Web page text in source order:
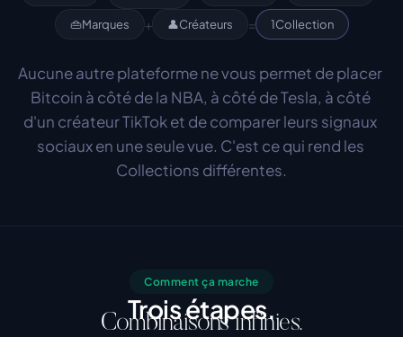
👜Marques + 👤Créateurs = 1Collection
Aucune autre plateforme ne vous permet de placer
Bitcoin à côté de la NBA, à côté de Tesla, à côté
d'un créateur TikTok et de comparer leurs signaux
sociaux en une seule vue. C'est ce qui rend les
Collections différentes.
Comment ça marche
Trois étapes.
Combinaisons infinies.